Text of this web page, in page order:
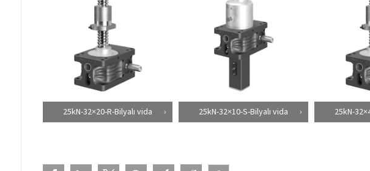
25kN-32×20-R-Bilyalı vida 25kN-32×10-S-Bilyalı vida 25kN-